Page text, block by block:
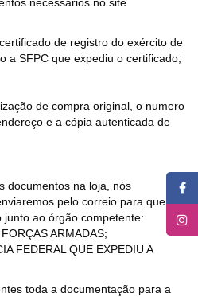
necessários no site
de registro do exército de
a SFPC que expediu o certificado;
de compra original, o numero
e a cópia autenticada de
documentos na loja, nós
pelo correio para que
ao órgão competente:
ARMADAS;
FEDERAL QUE EXPEDIU A
toda a documentação para a